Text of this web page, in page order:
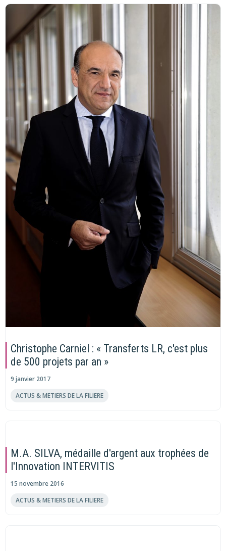
Christophe Carniel : « Transferts LR, c'est plus
de 500 projets par an »
9 janvier 2017
ACTUS & METIERS DE LA FILIERE
M.A. SILVA, médaille d'argent aux trophées de
l'Innovation INTERVITIS
15 novembre 2016
ACTUS & METIERS DE LA FILIERE